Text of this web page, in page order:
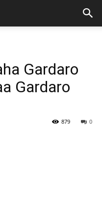
Gardaro
Gardaro
0
879